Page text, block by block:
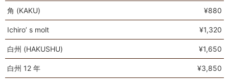
角 (KAKU) ¥880
Ichiroʼ s molt ¥1,320
白州 (HAKUSHU) ¥1,650
白州 12 年 ¥3,850